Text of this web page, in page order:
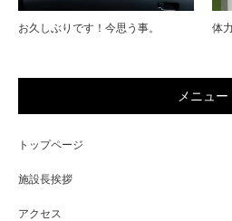
お久しぶりです！今思う事。 体
メニュー
トップページ
施設長挨拶
アクセス